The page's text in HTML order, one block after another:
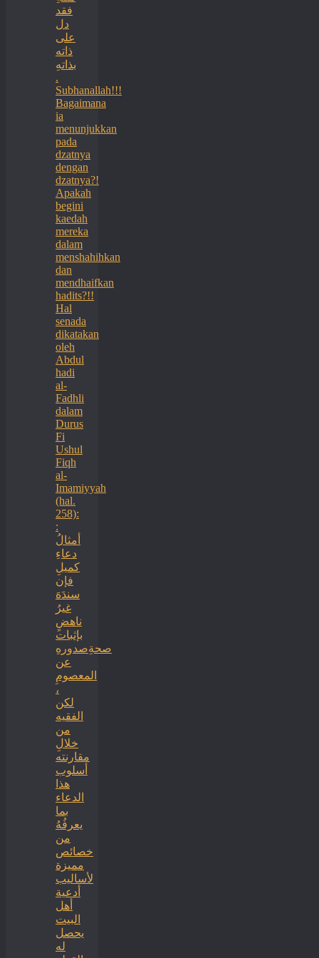
فقد
دل
على
ذاته
بذاتهِ
.
Subhanallah!!!
Bagaimana
ia
menunjukkan
pada
dzatnya
dengan
dzatnya?!
Apakah
begini
kaedah
mereka
dalam
menshahihkan
dan
mendhaifkan
hadits?!!
Hal
senada
dikatakan
oleh
Abdul
hadi
al-
Fadhli
dalam
Durus
Fi
Ushul
Fiqh
al-
Imamiyyah
(hal.
258):
:
أمثالُ
دعاءِ
كميلِ
فإن
سندَهَ
غيرُ
ناهضٍ
بإثبات
صحةِصدورهِ
عن
المعصومِ
،
لكن
الفقيه
من
خلالِ
مقارنته
أسلوب
هذا
الدعاء
بما
يعرفُهُ
من
خصائص
مميزة
لأساليب
أدعية
أهل
البيت
يحصل
له